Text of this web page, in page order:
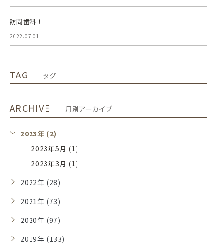
訪問歯科！
2022.07.01
TAG タグ
ARCHIVE 月別アーカイブ
2023年 (2)
2023年5月 (1)
2023年3月 (1)
2022年 (28)
2021年 (73)
2020年 (97)
2019年 (133)